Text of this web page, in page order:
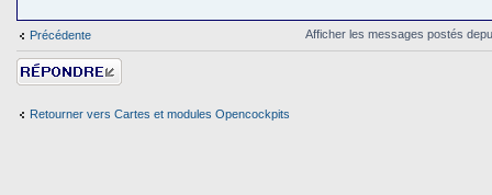
Précédente Afficher les messages postés
Répondre
Retourner vers Cartes et modules Opencockpits